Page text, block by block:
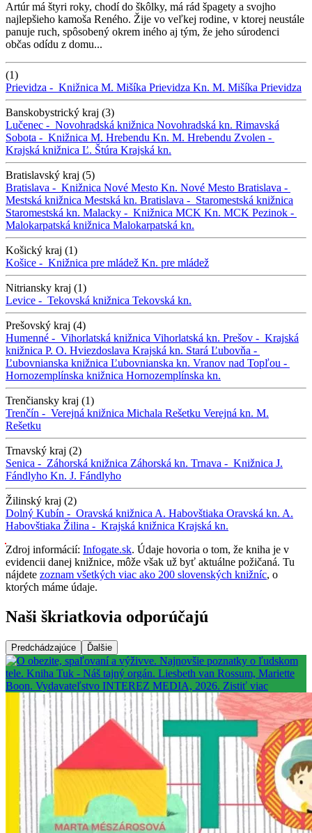
Artúr má štyri roky, chodí do škôlky, má rád špagety a svojho
najlepšieho kamoša Reného. Žije vo veľkej rodine, v ktorej neustále
panuje ruch, spôsobený okrem iného aj tým, že jeho súrodenci
občas odídu z domu...
(1)
Prievidza - Knižnica M. Mišíka Prievidza Kn. M. Mišíka Prievidza
Banskobystrický kraj (3)
Lučenec - Novohradská knižnica Novohradská kn. Rimavská
Sobota - Knižnica M. Hrebendu Kn. M. Hrebendu Zvolen -
Krajská knižnica Ľ. Štúra Krajská kn.
Bratislavský kraj (5)
Bratislava - Knižnica Nové Mesto Kn. Nové Mesto Bratislava -
Mestská knižnica Mestská kn. Bratislava - Staromestská knižnica
Staromestská kn. Malacky - Knižnica MCK Kn. MCK Pezinok -
Malokarpatská knižnica Malokarpatská kn.
Košický kraj (1)
Košice - Knižnica pre mládež Kn. pre mládež
Nitriansky kraj (1)
Levice - Tekovská knižnica Tekovská kn.
Prešovský kraj (4)
Humenné - Vihorlatská knižnica Vihorlatská kn. Prešov - Krajská
knižnica P. O. Hviezdoslava Krajská kn. Stará Ľubovňa -
Ľubovnianska knižnica Ľubovnianska kn. Vranov nad Topľou -
Hornozemplínska knižnica Hornozemplínska kn.
Trenčiansky kraj (1)
Trenčín - Verejná knižnica Michala Rešetku Verejná kn. M.
Rešetku
Trnavský kraj (2)
Senica - Záhorská knižnica Záhorská kn. Trnava - Knižnica J.
Fándlyho Kn. J. Fándlyho
Žilinský kraj (2)
Dolný Kubín - Oravská knižnica A. Habovštiaka Oravská kn. A.
Habovštiaka Žilina - Krajská knižnica Krajská kn.
Zdroj informácií: Infogate.sk. Údaje hovoria o tom, že kniha je v
evidencii danej knižnice, môže však už byť aktuálne požičaná. Tu
nájdete zoznam všetkých viac ako 200 slovenských knižníc, o
ktorých máme údaje.
Naši škriatkovia odporúčajú
Predchádzajúce Ďalšie